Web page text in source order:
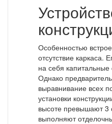
Особенностью
отсутствие каркаса.
на себя
Однако
выравнивание всех
установки
высоте превышают 3
выполняют